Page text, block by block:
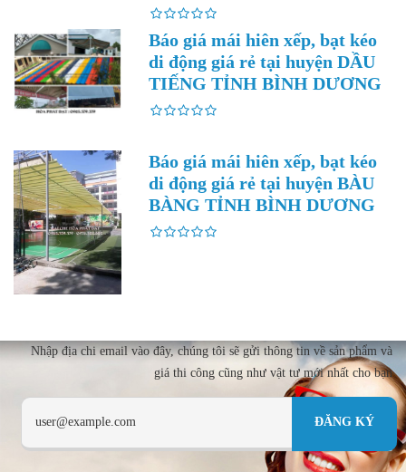
Báo giá mái hiên xếp, bạt kéo
di động giá rẻ tại huyện DẦU
TIẾNG TỈNH BÌNH DƯƠNG
Báo giá mái hiên xếp, bạt kéo
di động giá rẻ tại huyện BÀU
BÀNG TỈNH BÌNH DƯƠNG
Nhập địa chi email vào đây, chúng tôi sẽ gửi thông tin về sản phẩm và
giá thi công cũng như vật tư mới nhất cho bạn